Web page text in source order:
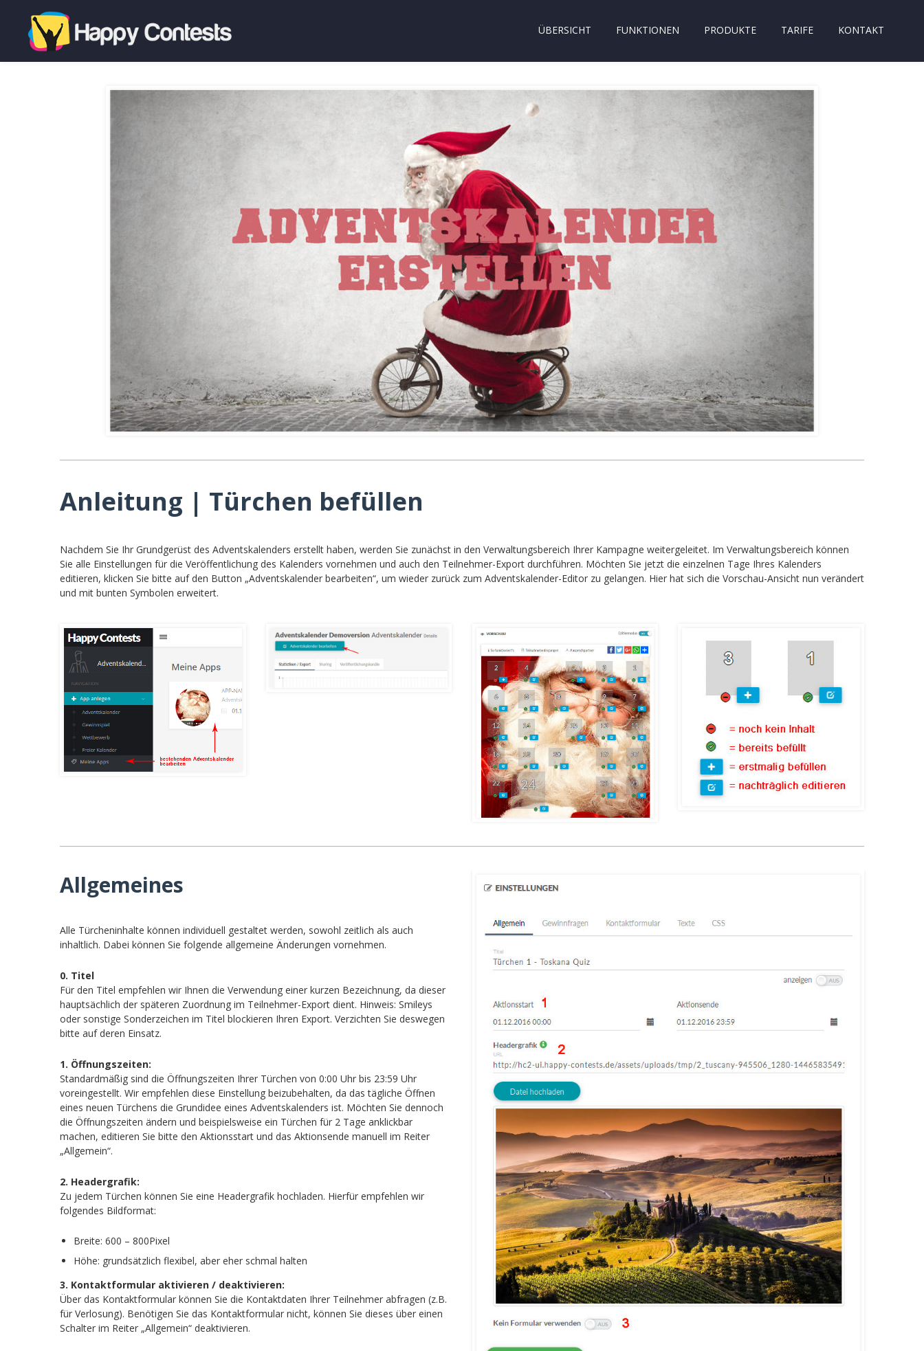
ÜBERSICHT FUNKTIONEN PRODUKTE TARIFE KONTAKT
Anleitung | Türchen befüllen
Nachdem Sie Ihr Grundgerüst des Adventskalenders erstellt haben, werden Sie zunächst in den Verwaltungsbereich Ihrer Kampagne weitergeleitet. Im Verwaltungsbereich können
Sie alle Einstellungen für die Veröffentlichung des Kalenders vornehmen und auch den Teilnehmer-Export durchführen. Möchten Sie jetzt die einzelnen Tage Ihres Kalenders
editieren, klicken Sie bitte auf den Button „Adventskalender bearbeiten“, um wieder zurück zum Adventskalender-Editor zu gelangen. Hier hat sich die Vorschau-Ansicht nun verändert
und mit bunten Symbolen erweitert.
Allgemeines
Alle Türcheninhalte können individuell gestaltet werden, sowohl zeitlich als auch
inhaltlich. Dabei können Sie folgende allgemeine Änderungen vornehmen.
0. Titel
Für den Titel empfehlen wir Ihnen die Verwendung einer kurzen Bezeichnung, da dieser
hauptsächlich der späteren Zuordnung im Teilnehmer-Export dient. Hinweis: Smileys
oder sonstige Sonderzeichen im Titel blockieren Ihren Export. Verzichten Sie deswegen
bitte auf deren Einsatz.
1. Öffnungszeiten:
Standardmäßig sind die Öffnungszeiten Ihrer Türchen von 0:00 Uhr bis 23:59 Uhr
voreingestellt. Wir empfehlen diese Einstellung beizubehalten, da das tägliche Öffnen
eines neuen Türchens die Grundidee eines Adventskalenders ist. Möchten Sie dennoch
die Öffnungszeiten ändern und beispielsweise ein Türchen für 2 Tage anklickbar
machen, editieren Sie bitte den Aktionsstart und das Aktionsende manuell im Reiter
„Allgemein“.
2. Headergrafik:
Zu jedem Türchen können Sie eine Headergrafik hochladen. Hierfür empfehlen wir
folgendes Bildformat:
Breite: 600 – 800Pixel
Höhe: grundsätzlich flexibel, aber eher schmal halten
3. Kontaktformular aktivieren / deaktivieren:
Über das Kontaktformular können Sie die Kontaktdaten Ihrer Teilnehmer abfragen (z.B.
für Verlosung). Benötigen Sie das Kontaktformular nicht, können Sie dieses über einen
Schalter im Reiter „Allgemein“ deaktivieren.